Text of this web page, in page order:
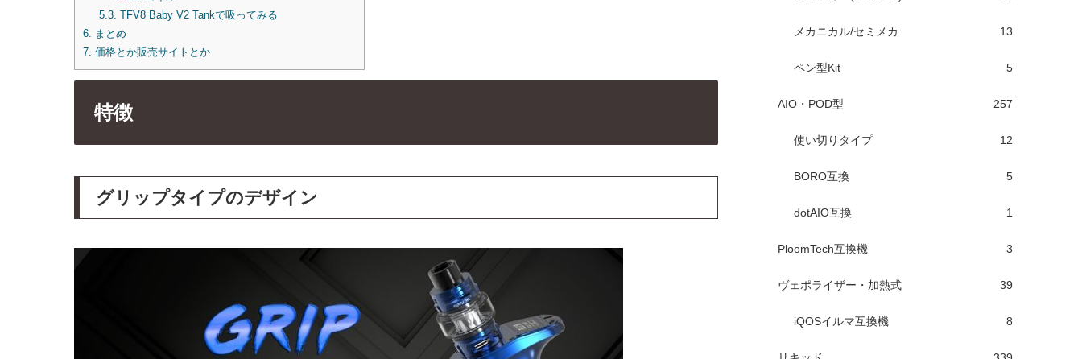
5.3. TFV8 Baby V2 Tankで吸ってみる
6. まとめ
7. 価格とか販売サイトとか
特徴
グリップタイプのデザイン
メカニカル/セミメカ 13
ペン型Kit 5
AIO・POD型 257
使い切りタイプ 12
BORO互換 5
dotAIO互換 1
PloomTech互換機 3
ヴェポライザー・加熱式 39
iQOSイルマ互換機 8